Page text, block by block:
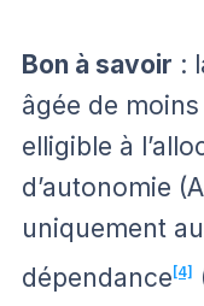
Bon à savoir :
âgée de
elligible à
d’autonomie
uniquement
dépendance [4]